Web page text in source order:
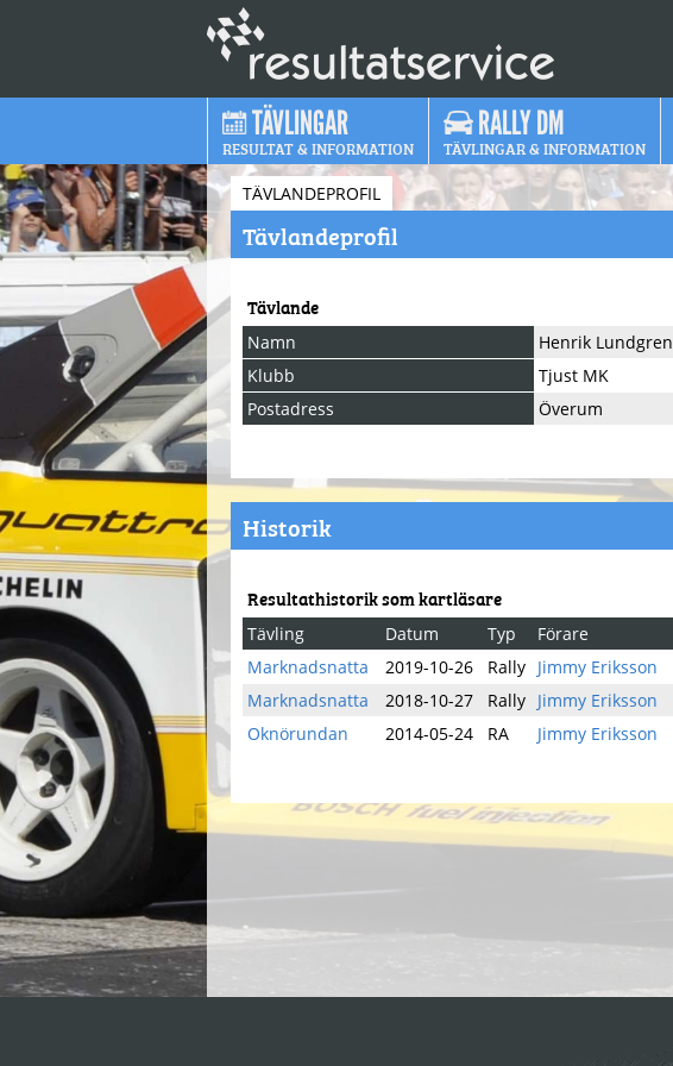
TÄVLINGAR
RESULTAT & INFORMATION
RALLY DM
TÄVLINGAR & INFORMATION
TÄVLANDEPROFIL
Tävlandeprofil
Tävlande
Namn
Henrik Lundgren
Klubb
Tjust MK
Postadress
Överum
Historik
Resultathistorik som kartläsare
Tävling Datum Typ Förare
Marknadsnatta
2019-10-26 Rally Jimmy Eriksson
Marknadsnatta
2018-10-27 Rally Jimmy Eriksson
Oknörundan
2014-05-24 RA Jimmy Eriksson